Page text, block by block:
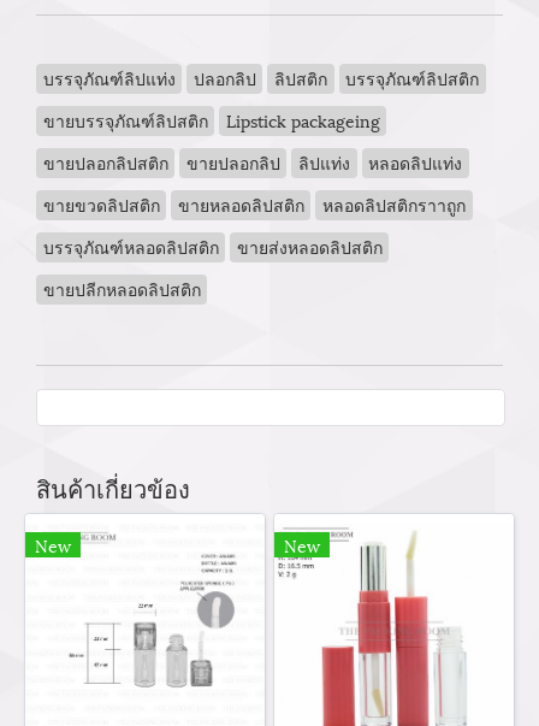
บรรจุภัณฑ์ลิปแท่ง ปลอกลิป ลิปสติก
บรรจุภัณฑ์ลิปสติก
ขายบรรจุภัณฑ์ลิปสติก
Lipstick packageing
ขายปลอกลิปสติก
ขายปลอกลิป ลิปแท่ง
หลอดลิปแท่ง
ขายขวดลิปสติก
ขายหลอดลิปสติก
หลอดลิปสติกราาถูก
บรรจุภัณฑ์หลอดลิปสติก
ขายส่งหลอดลิปสติก
ขายปลีกหลอดลิปสติก
สินค้าเกี่ยวข้อง
New New